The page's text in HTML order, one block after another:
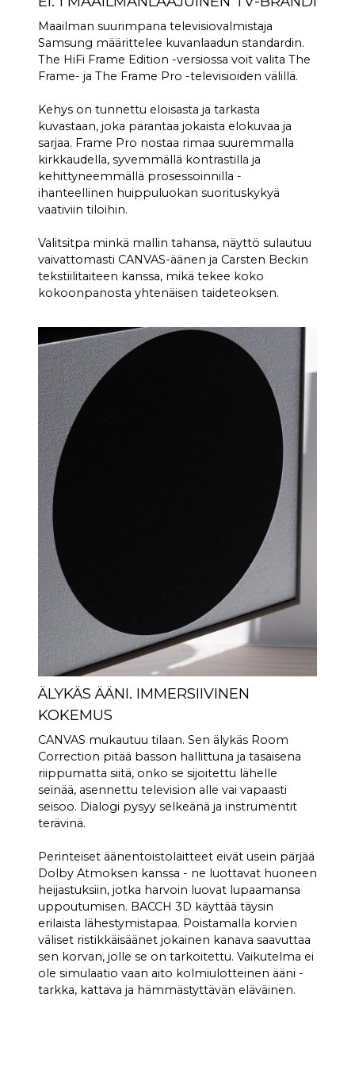
Maailman suurimpana televisiovalmistaja
Samsung määrittelee kuvanlaadun standardin.
The HiFi Frame Edition -versiossa voit valita The
Frame- ja The Frame Pro -televisioiden välillä.
Kehys on tunnettu eloisasta ja tarkasta
kuvastaan, joka parantaa jokaista elokuvaa ja
sarjaa. Frame Pro nostaa rimaa suuremmalla
kirkkaudella, syvemmällä kontrastilla ja
kehittyneemmällä prosessoinnilla -
ihanteellinen huippuluokan suorituskykyä
vaativiin tiloihin.
Valitsitpa minkä mallin tahansa, näyttö sulautuu
vaivattomasti CANVAS-äänen ja Carsten Beckin
tekstiilitaiteen kanssa, mikä tekee koko
kokoonpanosta yhtenäisen taideteoksen.
ÄLYKÄS ÄÄNI. IMMERSIIVINEN
KOKEMUS
CANVAS mukautuu tilaan. Sen älykäs Room
Correction pitää basson hallittuna ja tasaisena
riippumatta siitä, onko se sijoitettu lähelle
seinää, asennettu television alle vai vapaasti
seisoo. Dialogi pysyy selkeänä ja instrumentit
terävinä.
Perinteiset äänentoistolaitteet eivät usein pärjää
Dolby Atmoksen kanssa - ne luottavat huoneen
heijastuksiin, jotka harvoin luovat lupaamansa
uppoutumisen. BACCH 3D käyttää täysin
erilaista lähestymistapaa. Poistamalla korvien
väliset ristikkäisäänet jokainen kanava saavuttaa
sen korvan, jolle se on tarkoitettu. Vaikutelma ei
ole simulaatio vaan aito kolmiulotteinen ääni -
tarkka, kattava ja hämmästyttävän eläväinen.